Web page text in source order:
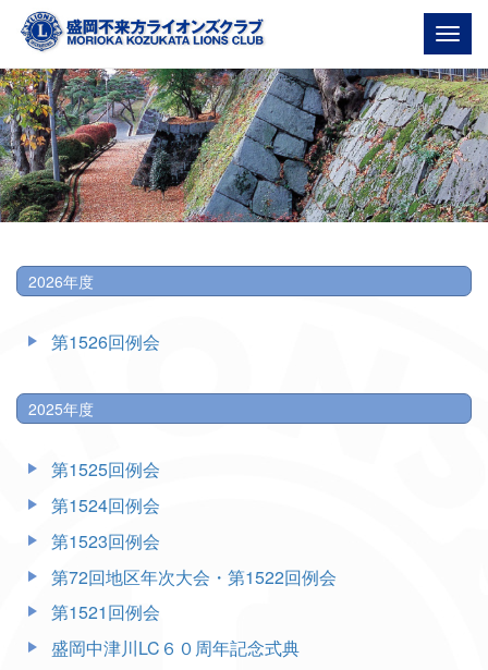
2026年度
第1526回例会
2025年度
第1525回例会
第1524回例会
第1523回例会
第72回地区年次大会・第1522回例会
第1521回例会
盛岡中津川LC６０周年記念式典